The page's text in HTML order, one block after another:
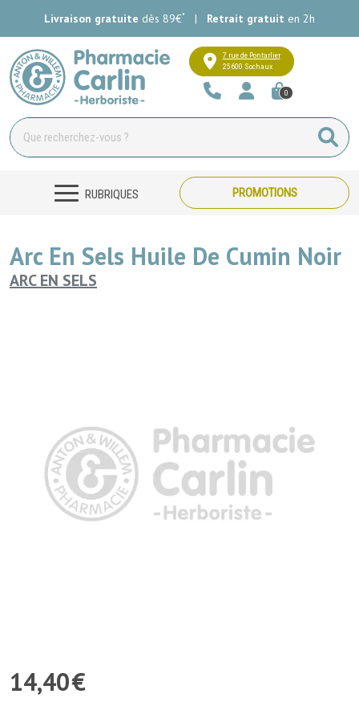
Livraison gratuite dès 89€* | Retrait gratuit en 2h
Pharmacie Carlin Votre
7 rue de Pontarlier
25600 Sochaux
0
RUBRIQUES PROMOTIONS
Arc En Sels Huile De Cumin Noir
ARC EN SELS
14,40€